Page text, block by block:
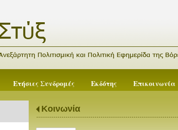
Ετήσιες Συνδρομές Εκδότης Επικοινωνία
Κοινωνία